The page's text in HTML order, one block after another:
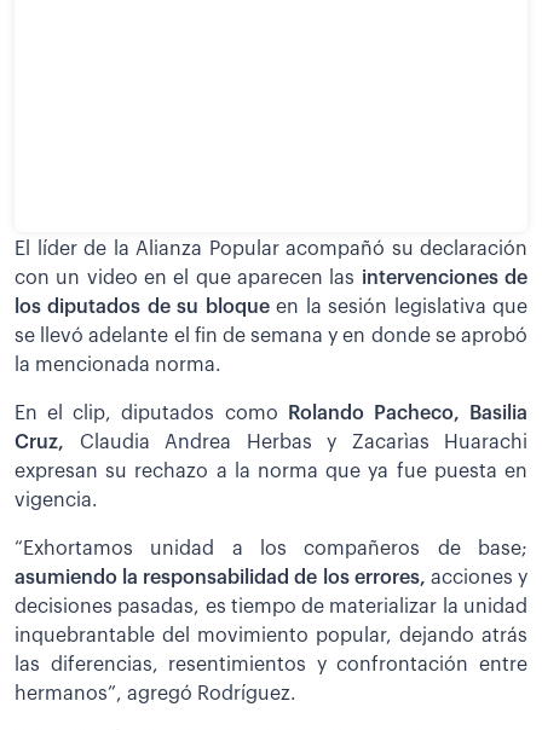
El líder de la Alianza Popular acompañó su declaración
con un video en el que aparecen las intervenciones de
los diputados de su bloqueen la sesión legislativa que
se llevó adelante el fin de semana y en donde se aprobó
la mencionada norma.
En el clip, diputados como Rolando Pacheco, Basilia
Cruz, Claudia Andrea Herbas y Zacarìas Huarachi
expresan su rechazo a la norma que ya fue puesta en
vigencia.
“Exhortamos unidad a los compañeros de base;
asumiendo la responsabilidad de los errores, acciones y
decisiones pasadas, es tiempo de materializar la unidad
inquebrantable del movimiento popular, dejando atrás
las diferencias, resentimientos y confrontación entre
hermanos”, agregó Rodríguez.